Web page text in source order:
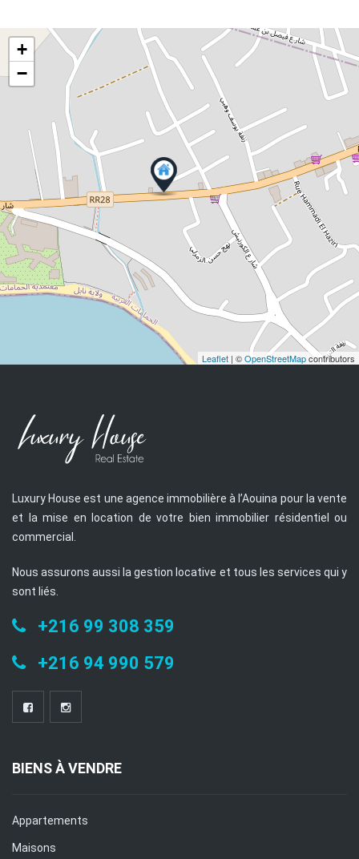
+
−
Leaflet | ©OpenStreetMapcontributors
Luxury House est une agence immobilière à l’Aouina pour la vente
et la mise en location de votre bien immobilier résidentiel ou
commercial.
Nous assurons aussi la gestion locative et tous les services qui y
sont liés.
+216 99 308 359
+216 94 990 579
BIENS À VENDRE
Appartements
Maisons